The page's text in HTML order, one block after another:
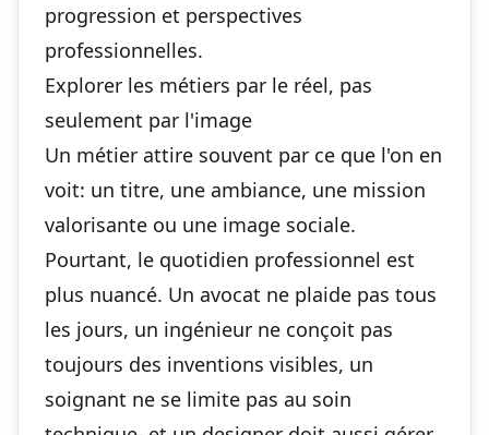
progression et perspectives
professionnelles.
Explorer les métiers par le réel, pas
seulement par l'image
Un métier attire souvent par ce que l'on en
voit: un titre, une ambiance, une mission
valorisante ou une image sociale.
Pourtant, le quotidien professionnel est
plus nuancé. Un avocat ne plaide pas tous
les jours, un ingénieur ne conçoit pas
toujours des inventions visibles, un
soignant ne se limite pas au soin